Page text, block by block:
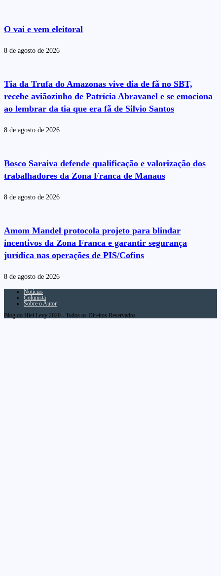
O vai e vem eleitoral
8 de agosto de 2026
Tia da Trufa do Amazonas vive dia de fã no SBT,
recebe aviãozinho de Patrícia Abravanel e se emociona
ao lembrar da tia que era fã de Silvio Santos
8 de agosto de 2026
Bosco Saraiva defende qualificação e valorização dos
trabalhadores da Zona Franca de Manaus
8 de agosto de 2026
Amom Mandel protocola projeto para blindar
incentivos da Zona Franca e garantir segurança
jurídica nas operações de PIS/Cofins
8 de agosto de 2026
Notícias
Colunista
Sobre o Autor
Blog do Hiel Levy 2020 - Todos os Direitos Reservados